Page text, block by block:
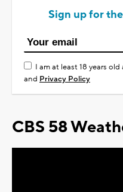
Sign up for
I am at least 18 years
and Privacy Policy
CBS 58